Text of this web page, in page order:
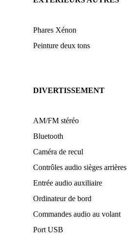
Phares Xénon
Peinture deux tons
DIVERTISSEMENT
AM/FM stéréo
Bluetooth
Caméra de recul
Contrôles audio sièges arrières
Entrée audio auxiliaire
Ordinateur de bord
Commandes audio au volant
Port USB